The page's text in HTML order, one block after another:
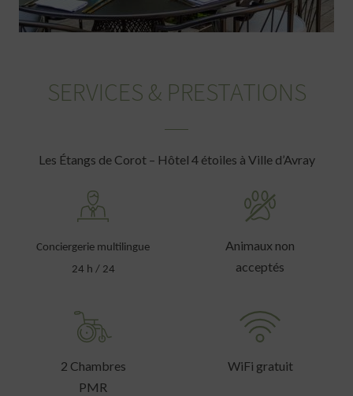
SERVICES & PRESTATIONS
Les Étangs de Corot – Hôtel 4 étoiles à Ville d’Avray
Conciergerie multilingue
24 h / 24
Animaux non
acceptés
2 Chambres
PMR
WiFi gratuit